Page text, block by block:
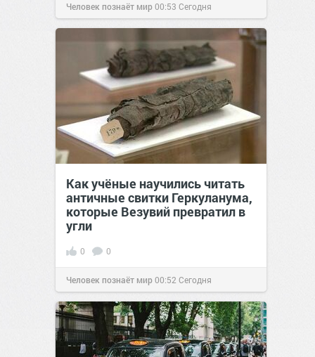
Человек познаёт мир00:53 Сегодня
Как учёные научились читать
античные свитки Геркуланума,
которые Везувий превратил в
угли
0 0
Человек познаёт мир00:52 Сегодня